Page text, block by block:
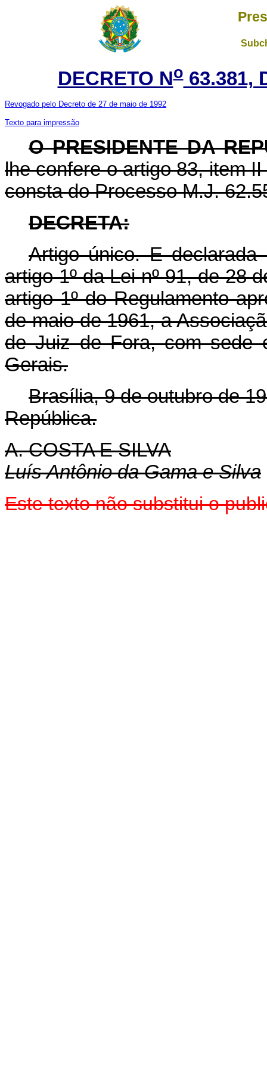
DECRETO No63.381,
Revogado pelo Decreto de 27 de maio de 1992
Texto para impressão
O PRESIDENTE DA
lhe confere o artigo 83, item
consta do Processo M.J.
DECRETA:
Artigo único. E
artigo 1º da Lei nº 91, de 28
artigo 1º do Regulamento
de maio de 1961, a
de Juiz de Fora, com sede
Gerais.
Brasília, 9 de outubro de
República.
A. COSTA E SILVA
Luís Antônio da Gama e Silva
Este texto não substitui o